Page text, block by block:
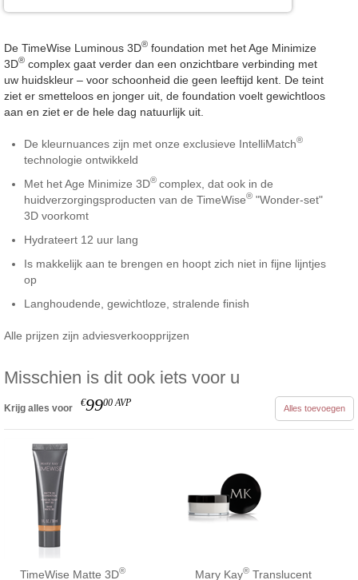
De TimeWise Luminous 3D® foundation met het Age Minimize
3D® complex gaat verder dan een onzichtbare verbinding met
uw huidskleur – voor schoonheid die geen leeftijd kent. De teint
ziet er smetteloos en jonger uit, de foundation voelt gewichtloos
aan en ziet er de hele dag natuurlijk uit.
De kleurnuances zijn met onze exclusieve IntelliMatch®
technologie ontwikkeld
Met het Age Minimize 3D® complex, dat ook in de
huidverzorgingsproducten van de TimeWise® "Wonder-set"
3D voorkomt
Hydrateert 12 uur lang
Is makkelijk aan te brengen en hoopt zich niet in fijne lijntjes
op
Langhoudende, gewichtloze, stralende finish
Alle prijzen zijn adviesverkoopprijzen
Misschien is dit ook iets voor u
Krijg alles voor €9900 AVP Alles toevoegen
TimeWise Matte 3D® Mary Kay® Translucent